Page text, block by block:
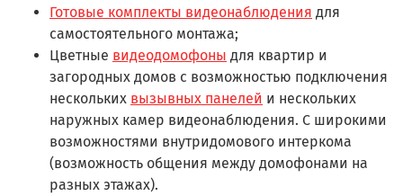
Готовые комплекты видеонаблюдения для
самостоятельного монтажа;
Цветные видеодомофоны для квартир и
загородных домов с возможностью подключения
нескольких вызывных панелей и нескольких
наружных камер видеонаблюдения. С широкими
возможностями внутридомового интеркома
(возможность общения между домофонами на
разных этажах).